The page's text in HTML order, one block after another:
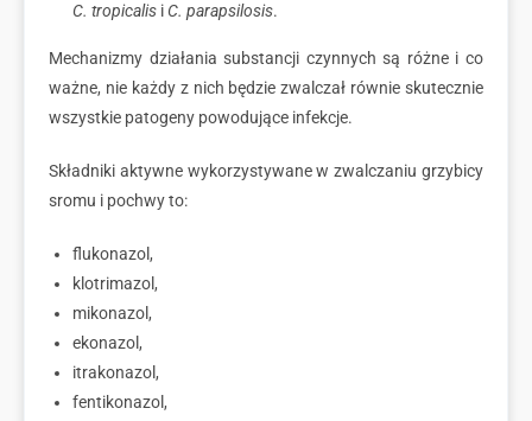
C. tropicalis i C. parapsilosis.
Mechanizmy działania substancji czynnych są różne i co
ważne, nie każdy z nich będzie zwalczał równie skutecznie
wszystkie patogeny powodujące infekcje.
Składniki aktywne wykorzystywane w zwalczaniu grzybicy
sromu i pochwy to:
flukonazol,
klotrimazol,
mikonazol,
ekonazol,
itrakonazol,
fentikonazol,